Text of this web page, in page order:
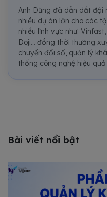
Anh Dũng đã dẫn dắt đội
nhiều dự án lớn cho các
nhiều lĩnh vực như:
Doji... đồng thời thường
chuyển đổi số, quản lý
thống công nghệ hiệu quả
Bài viết nổi bật